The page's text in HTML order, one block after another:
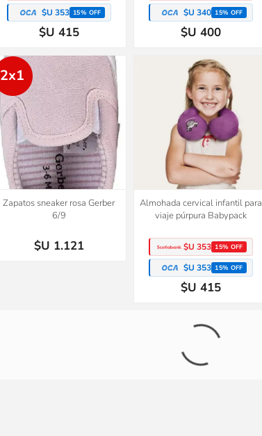
$U 353 15% OFF
$U 415
$U 340 15% OFF
$U 400
2x1
Zapatos sneaker rosa Gerber
6/9
$U 1.121
Almohada cervical infantil para
viaje púrpura Babypack
$U 353 15% OFF
$U 353 15% OFF
$U 415